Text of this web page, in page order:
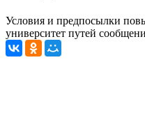
Условия и предпосылки
университет путей